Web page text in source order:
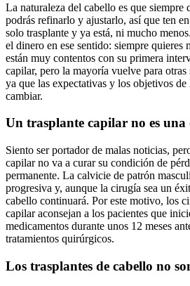
La naturaleza del cabello es que siempre
podrás refinarlo y ajustarlo, así que ten
solo trasplante y ya está, ni mucho
el dinero en ese sentido: siempre quieres
están muy contentos con su primera
capilar, pero la mayoría vuelve para otras
ya que las expectativas y los objetivos de
cambiar.
Un trasplante capilar no es una
Siento ser portador de malas noticias,
capilar no va a curar su condición de
permanente. La calvicie de patrón
progresiva y, aunque la cirugía sea un
cabello continuará. Por este motivo, los
capilar aconsejan a los pacientes que
medicamentos durante unos 12 meses
tratamientos quirúrgicos.
Los trasplantes de cabello no